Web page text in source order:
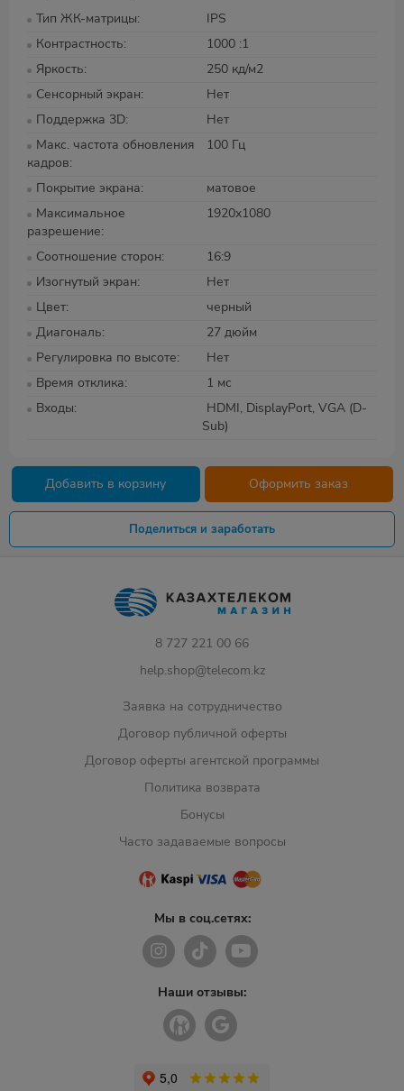
Тип ЖК-матрицы
IPS
Контрастность
1000 :1
Яркость
250 кд/м2
Сенсорный экран
Нет
Поддержка 3D
Нет
Макс. частота обновления
кадров
100 Гц
Покрытие экрана
матовое
Максимальное
разрешение
1920x1080
Соотношение сторон
16:9
Изогнутый экран
Нет
Цвет
черный
Диагональ
27 дюйм
Регулировка по высоте
Нет
Время отклика
1 мс
Входы
HDMI, DisplayPort, VGA (D-
Sub)
Добавить в корзину Оформить заказ
Поделиться и заработать
8 727 221 00 66
help.shop@telecom.kz
Заявка на сотрудничество
Договор публичной оферты
Договор оферты агентской программы
Политика возврата
Бонусы
Часто задаваемые вопросы
Мы в соц.сетях:
Наши отзывы: